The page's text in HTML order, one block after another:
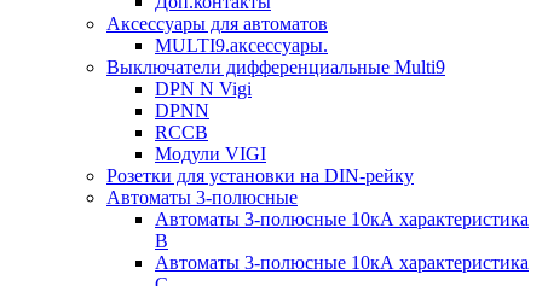
Аксессуары для автоматов
MULTI9.аксессуары.
Выключатели дифференциальные Multi9
DPN N Vigi
DPNN
RCCB
Модули VIGI
Розетки для установки на DIN-рейку
Автоматы 3-полюсные
Автоматы 3-полюсные 10кА характеристика
B
Автоматы 3-полюсные 10кА характеристика